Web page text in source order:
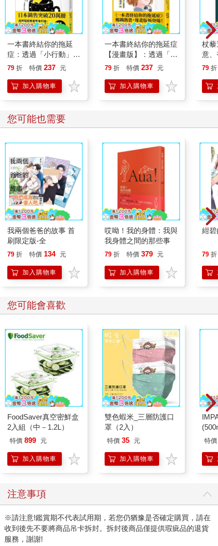
一本書終結你的拖延
症：透過「小行動」打
開大腦的行動開關，懶
的37個科學方法
79 折 特價 237 元
加入購物車
一本書終結你的拖延症
【漫畫版】：透過「小
行動」打開大腦的行動
「行動派」的37個科
學方法
79 折 特價 237 元
加入購物車
杖
意
恭
79 折
您可能也需要
我兩個爸爸的故事 首
刷限定版-全
79 折 特價 134 元
加入購物車
哎呦！我的身體：我與
我身體之間的那些事
79 折 特價 379 元
加入購物車
紺
79 折
您可能會喜歡
FoodSaver真空密鮮盒
2入組（中－1.2L）
特價 899 元
加入購物車
雙色蝦米_三層防護口
罩（2入）
特價 35 元
加入購物車
特價
注意事項
※請注意!鑑賞期不代表試用期，若您仍猶豫是否確定購買，請在
收到後先不要將商品吊卡拆封。拆封後商品僅提供瑕疵品的退貨
服務，謝謝!